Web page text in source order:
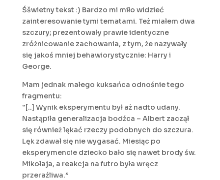
Śšwietny tekst :) Bardzo mi miło widzieć
zainteresowanie tymi tematami. Też miałem dwa
szczury; prezentowały prawie identyczne
zróżnicowanie zachowania, z tym, że nazywały
się jakoś mniej behawiorystycznie: Harry i
George.
Mam jednak małego kuksańca odnośnie tego
fragmentu:
“[..] Wynik eksperymentu był aż nadto udany.
Nastąpiła generalizacja bodźca – Albert zaczął
się również lękać rzeczy podobnych do szczura.
Lęk zdawał się nie wygasać. Miesiąc po
eksperymencie dziecko bało się nawet brody św.
Mikołaja, a reakcja na futro była wręcz
przeraźliwa.”